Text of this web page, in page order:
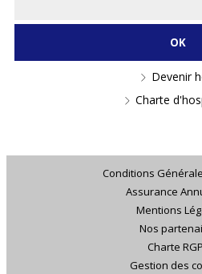
Devenir
Charte
Conditions
Assurance
Mentions
Nos
Charte
Gestion des